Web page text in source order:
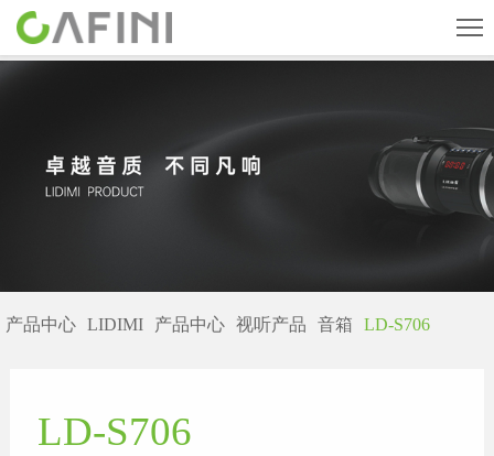
产品中心
人才招聘
English
产品中心 LIDIMI 产品中心 视听产品 音箱 LD-S706
LD-S706